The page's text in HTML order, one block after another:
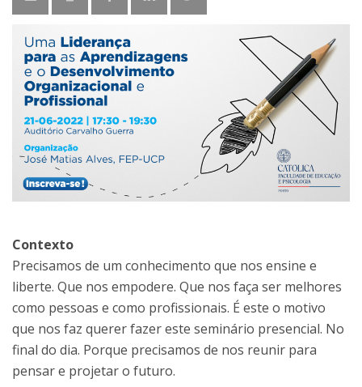
Contexto
Precisamos de um conhecimento que nos ensine e
liberte. Que nos empodere. Que nos faça ser melhores
como pessoas e como profissionais. É este o motivo
que nos faz querer fazer este seminário presencial. No
final do dia. Porque precisamos de nos reunir para
pensar e projetar o futuro.